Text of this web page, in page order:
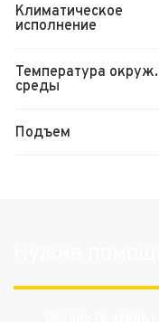
Климатическое
исполнение
Температура окруж.
среды
Подъем